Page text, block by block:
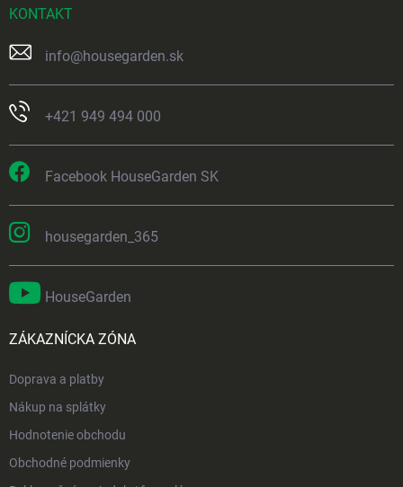
KONTAKT
info@housegarden.sk
+421 949 494 000
Facebook HouseGarden SK
housegarden_365
HouseGarden
ZÁKAZNÍCKA ZÓNA
Doprava a platby
Nákup na splátky
Hodnotenie obchodu
Obchodné podmienky